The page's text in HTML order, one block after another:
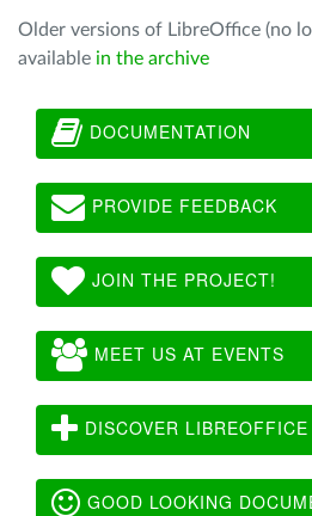
Older versions of LibreOffice (no
available in the archive
DOCUMENTATION
PROVIDE FEEDBACK
JOIN THE PROJECT!
MEET US AT EVENTS
DISCOVER LIBREOFFICE
GOOD LOOKING